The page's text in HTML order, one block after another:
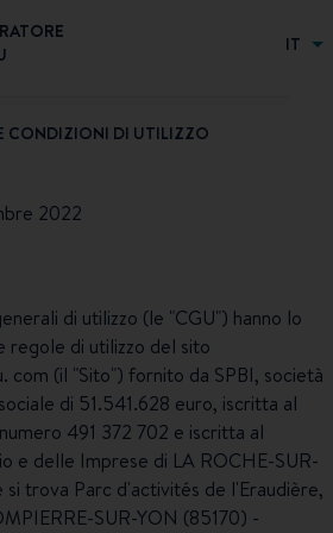
IT
CONDIZIONI DI UTILIZZO
2022
di utilizzo (le "CGU") hanno lo
regole di utilizzo del sito
com (il "Sito") fornito da SPBI, società
di 51.541.628 euro, iscritta al
491 372 702 e iscritta al
e delle Imprese di LA ROCHE-SUR-
trova Parc d'activités de l'Eraudière,
SUR-YON (85170) -